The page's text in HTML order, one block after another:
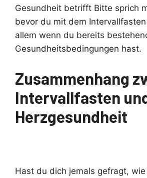
Gesundheit betrifft Bitte sprich
bevor du mit dem
allem wenn du bereits
Gesundheitsbedingungen hast.
Zusammenhang
Intervallfasten
Herzgesundheit
Hast du dich jemals gefragt, wie